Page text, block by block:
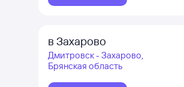
в Захарово
Дмитровск - Захарово,
Брянская область